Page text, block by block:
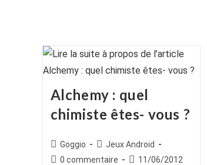
Alchemy : quel
chimiste êtes- vous ?
Auteur/autrice
de
Goggio
Post
category:
Jeux Android
Commentaires
0 commentaire
Publication
11/06/2012